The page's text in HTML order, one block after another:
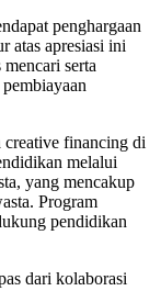
penghargaan
atas apresiasi ini
serta
creative financing di
melalui
yang mencakup
Program
pendidikan
dari kolaborasi